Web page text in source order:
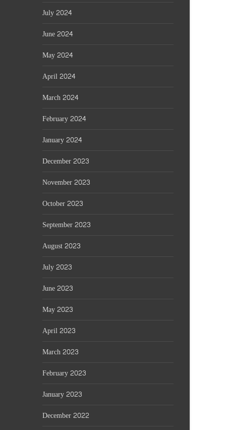
July 2024
June 2024
May 2024
April 2024
March 2024
February 2024
January 2024
December 2023
November 2023
October 2023
September 2023
August 2023
July 2023
June 2023
May 2023
April 2023
March 2023
February 2023
January 2023
December 2022